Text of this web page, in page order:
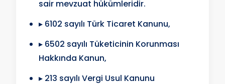
sair mevzuat hükümleridir.
▸ 6102 sayılı Türk Ticaret Kanunu,
▸ 6502 sayılı Tüketicinin Korunması
Hakkında Kanun,
▸ 213 sayılı Vergi Usul Kanunu